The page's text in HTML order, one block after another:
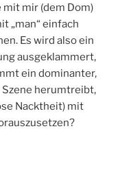
mit mir (dem Dom)
„man“ einfach
Es wird also ein
ausgeklammert,
ein dominanter,
herumtreibt,
Nacktheit) mit